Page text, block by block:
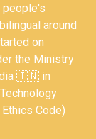
people's
around
on
the Ministry
🇮🇳 in
Code)